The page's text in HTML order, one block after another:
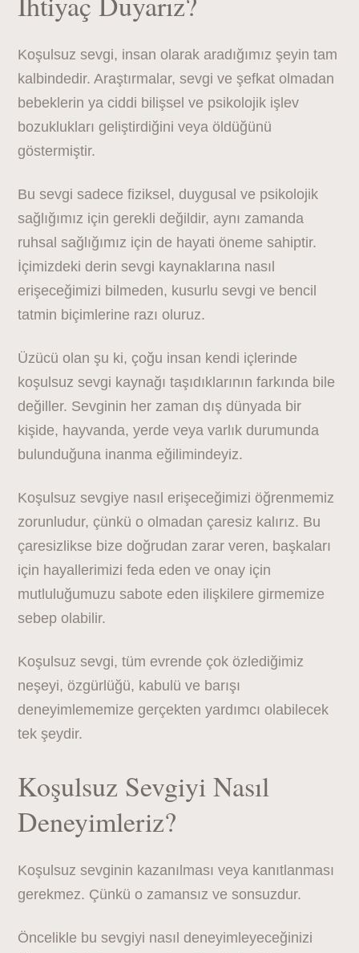
Koşulsuz sevgi, insan olarak aradığımız şeyin tam
kalbindedir. Araştırmalar, sevgi ve şefkat olmadan
bebeklerin ya ciddi bilişsel ve psikolojik işlev
bozuklukları geliştirdiğini veya öldüğünü
göstermiştir.
Bu sevgi sadece fiziksel, duygusal ve psikolojik
sağlığımız için gerekli değildir, aynı zamanda
ruhsal sağlığımız için de hayati öneme sahiptir.
İçimizdeki derin sevgi kaynaklarına nasıl
erişeceğimizi bilmeden, kusurlu sevgi ve bencil
tatmin biçimlerine razı oluruz.
Üzücü olan şu ki, çoğu insan kendi içlerinde
koşulsuz sevgi kaynağı taşıdıklarının farkında bile
değiller. Sevginin her zaman dış dünyada bir
kişide, hayvanda, yerde veya varlık durumunda
bulunduğuna inanma eğilimindeyiz.
Koşulsuz sevgiye nasıl erişeceğimizi öğrenmemiz
zorunludur, çünkü o olmadan çaresiz kalırız. Bu
çaresizlikse bize doğrudan zarar veren, başkaları
için hayallerimizi feda eden ve onay için
mutluluğumuzu sabote eden ilişkilere girmemize
sebep olabilir.
Koşulsuz sevgi, tüm evrende çok özlediğimiz
neşeyi, özgürlüğü, kabulü ve barışı
deneyimlememize gerçekten yardımcı olabilecek
tek şeydir.
Koşulsuz Sevgiyi Nasıl
Deneyimleriz?
Koşulsuz sevginin kazanılması veya kanıtlanması
gerekmez. Çünkü o zamansız ve sonsuzdur.
Öncelikle bu sevgiyi nasıl deneyimleyeceğinizi